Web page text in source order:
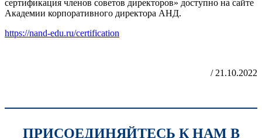
сертификация членов советов директоров» доступно на сайте
Академии корпоративного директора АНД.
https://nand-edu.ru/certification
/ 21.10.2022
ПРИСОЕДИНЯЙТЕСЬ К НАМ В